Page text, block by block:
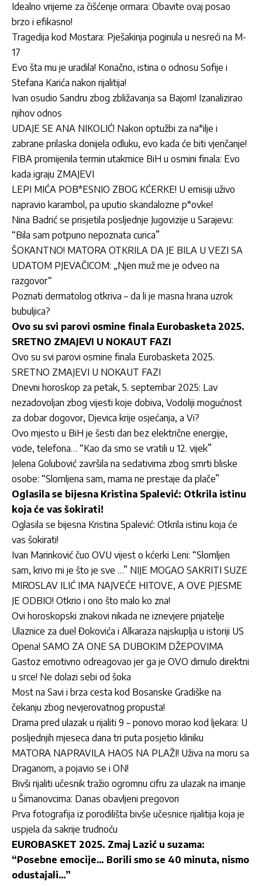
Idealno vrijeme za čišćenje ormara: Obavite ovaj posao
brzo i efikasno!
Tragedija kod Mostara: Pješakinja poginula u nesreći na M-
17
Evo šta mu je uradila! Konačno, istina o odnosu Sofije i
Stefana Karića nakon rijalitija!
Ivan osudio Sandru zbog zbližavanja sa Bajom! Izanalizirao
njihov odnos
UDAJE SE ANA NIKOLIĆ! Nakon optužbi za na*ilje i
zabrane prilaska donijela odluku, evo kada će biti vjenčanje!
FIBA promijenila termin utakmice BiH u osmini finala: Evo
kada igraju ZMAJEVI
LEPI MIĆA POB*ESNIO ZBOG KĆERKE! U emisiji uživo
napravio karambol, pa uputio skandalozne p*ovke!
Nina Badrić se prisjetila posljednje Jugovizije u Sarajevu:
“Bila sam potpuno nepoznata curica”
ŠOKANTNO! MATORA OTKRILA DA JE BILA U VEZI SA
UDATOM PJEVAČICOM: „Njen muž me je odveo na
razgovor“
Poznati dermatolog otkriva – da li je masna hrana uzrok
bubuljica?
Ovo su svi parovi osmine finala Eurobasketa 2025.
SRETNO ZMAJEVI U NOKAUT FAZI
Ovo su svi parovi osmine finala Eurobasketa 2025.
SRETNO ZMAJEVI U NOKAUT FAZI
Dnevni horoskop za petak, 5. septembar 2025: Lav
nezadovoljan zbog vijesti koje dobiva, Vodoliji mogućnost
za dobar dogovor, Djevica krije osjećanja, a Vi?
Ovo mjesto u BiH je šesti dan bez električne energije,
vode, telefona… “Kao da smo se vratili u 12. vijek”
Jelena Golubović završila na sedativima zbog smrti bliske
osobe: “Slomljena sam, mama ne prestaje da plače”
Oglasila se bijesna Kristina Spalević: Otkrila istinu
koja će vas šokirati!
Oglasila se bijesna Kristina Spalević: Otkrila istinu koja će
vas šokirati!
Ivan Marinković čuo OVU vijest o kćerki Leni: “Slomljen
sam, krivo mi je što je sve …” NIJE MOGAO SAKRITI SUZE
MIROSLAV ILIĆ IMA NAJVEĆE HITOVE, A OVE PJESME
JE ODBIO! Otkrio i ono što malo ko zna!
Ovi horoskopski znakovi nikada ne iznevjere prijatelje
Ulaznice za duel Đokovića i Alkaraza najskuplja u istoriji US
Opena! SAMO ZA ONE SA DUBOKIM DŽEPOVIMA
Gastoz emotivno odreagovao jer ga je OVO dirnulo direktni
u srce! Ne dolazi sebi od šoka
Most na Savi i brza cesta kod Bosanske Gradiške na
čekanju zbog nevjerovatnog propusta!
Drama pred ulazak u rijaliti 9 – ponovo morao kod ljekara: U
posljednjih mjeseca dana tri puta posjetio kliniku
MATORA NAPRAVILA HAOS NA PLAŽI! Uživa na moru sa
Draganom, a pojavio se i ON!
Bivši rijaliti učesnik tražio ogromnu cifru za ulazak na imanje
u Šimanovcima: Danas obavljeni pregovori
Prva fotografija iz porodilišta bivše učesnice rijalitija koja je
uspjela da sakrije trudnoću
EUROBASKET 2025. Zmaj Lazić u suzama:
“Posebne emocije… Borili smo se 40 minuta, nismo
odustajali…”